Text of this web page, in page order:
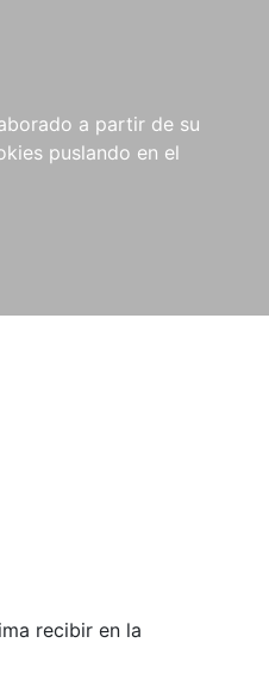
a partir de su
puslando en el
COMPRAS
INSTITUCIONALES
recibir en la